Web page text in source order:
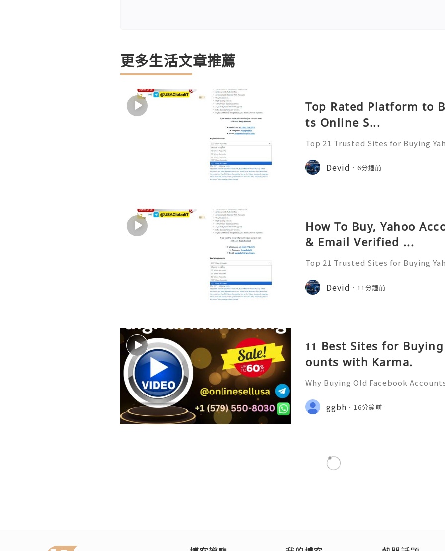
更多生活文章推薦
Top Rated Platform to
ts Online S...
Top 21 Trusted Sites for Buying
➤ Email: usaglobalit@gmail.com
Devid 6分鐘前
How To Buy, Yahoo
& Email Verified ...
Top 21 Trusted Sites for Buying
➤ Email: usaglobalit@gmail.com
Devid 11分鐘前
11 Best Sites for
ounts with Karma.
Why Buying Old Facebook
upport 24/7 🚀📡💬📱🛸👑 Telegram
👨‍💻🎙️🔥👑 Discord ➜ Account
ggbh 16分鐘前